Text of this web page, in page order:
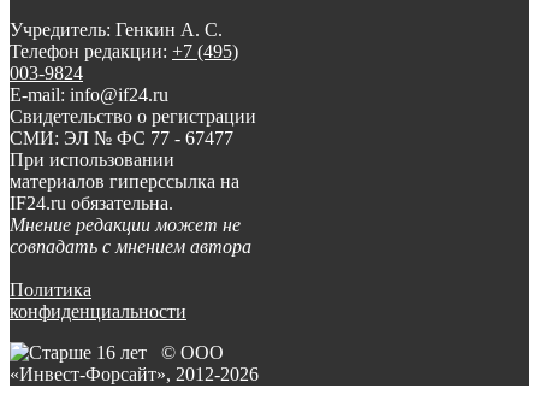
Учредитель: Генкин А. С.
Телефон редакции: +7 (495)
003-9824
E-mail: info@if24.ru
Свидетельство о регистрации
СМИ: ЭЛ № ФС 77 - 67477
При использовании
материалов гиперссылка на
IF24.ru обязательна.
Мнение редакции может не
совпадать с мнением автора
Политика
конфиденциальности
© ООО
«Инвест-Форсайт», 2012-2026